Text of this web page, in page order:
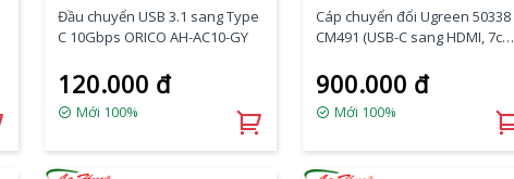
Đầu chuyển USB 3.1 sang Type
C 10Gbps ORICO AH-AC10-GY
120.000 đ
Mới 100%
Cáp chuyển đổi Ugreen 50338
CM491 (USB-C sang HDMI, 7cm,
900.000 đ
Mới 100%